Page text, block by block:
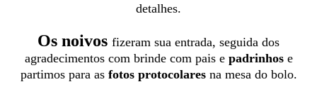
detalhes.
Os noivos fizeram sua entrada, seguida dos
agradecimentos com brinde com pais e padrinhos e
partimos para as fotos protocolares na mesa do bolo.